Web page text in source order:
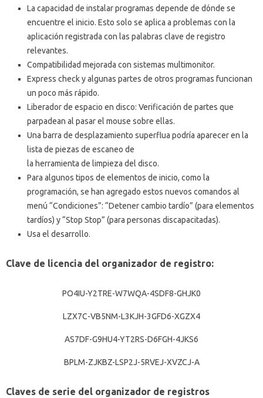
La capacidad de instalar programas depende de dónde se
encuentre el inicio. Esto solo se aplica a problemas con la
aplicación registrada con las palabras clave de registro
relevantes.
Compatibilidad mejorada con sistemas multimonitor.
Express check y algunas partes de otros programas funcionan
un poco más rápido.
Liberador de espacio en disco: Verificación de partes que
parpadean al pasar el mouse sobre ellas.
Una barra de desplazamiento superflua podría aparecer en la
lista de piezas de escaneo de
la herramienta de limpieza del disco.
Para algunos tipos de elementos de inicio, como la
programación, se han agregado estos nuevos comandos al
menú “Condiciones”: “Detener cambio tardío” (para elementos
tardíos) y “Stop Stop” (para personas discapacitadas).
Usa el desarrollo.
Clave de licencia del organizador de registro:
PO4IU-Y2TRE-W7WQA-4SDF8-GHJK0
LZX7C-VB5NM-L3KJH-3GFD6-XGZX4
AS7DF-G9HU4-YT2RS-D6FGH-4JKS6
BPLM-ZJKBZ-LSP2J-5RVEJ-XVZCJ-A
Claves de serie del organizador de registros